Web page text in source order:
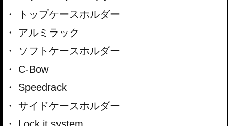
トップケースホルダー
アルミラック
ソフトケースホルダー
C-Bow
Speedrack
サイドケースホルダー